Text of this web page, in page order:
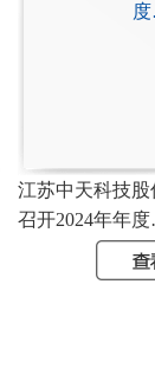
江苏中天科技
召开2024年年